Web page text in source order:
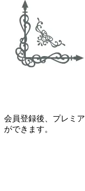
会員登録後、プレミ
ができます。